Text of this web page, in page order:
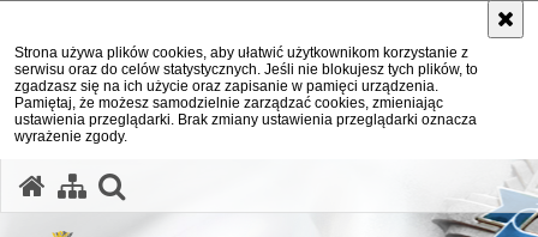
Strona używa plików cookies, aby ułatwić użytkownikom korzystanie z
serwisu oraz do celów statystycznych. Jeśli nie blokujesz tych plików, to
zgadzasz się na ich użycie oraz zapisanie w pamięci urządzenia.
Pamiętaj, że możesz samodzielnie zarządzać cookies, zmieniając
ustawienia przeglądarki. Brak zmiany ustawienia przeglądarki oznacza
wyrażenie zgody.